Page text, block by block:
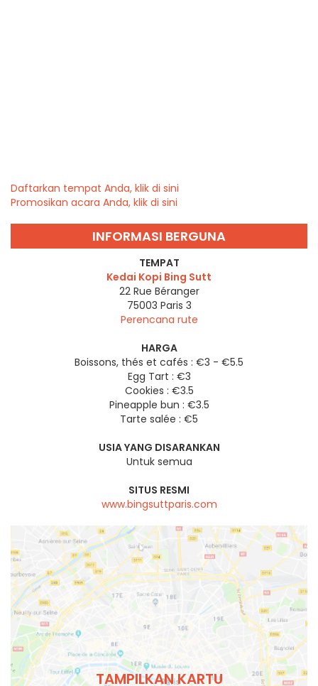
Daftarkan tempat Anda, klik di sini
Promosikan acara Anda, klik di sini
INFORMASI BERGUNA
TEMPAT
Kedai Kopi Bing Sutt
22 Rue Béranger
75003 Paris 3
Perencana rute
HARGA
Boissons, thés et cafés : €3 - €5.5
Egg Tart : €3
Cookies : €3.5
Pineapple bun : €3.5
Tarte salée : €5
USIA YANG DISARANKAN
Untuk semua
SITUS RESMI
www.bingsuttparis.com
TAMPILKAN KARTU